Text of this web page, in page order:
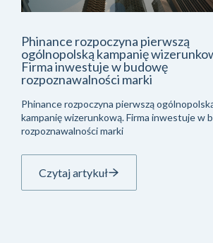
Phinance rozpoczyna pierwszą
ogólnopolską kampanię
Firma inwestuje w budowę
rozpoznawalności marki
Phinance rozpoczyna pierwszą
kampanię wizerunkową. Firma inwestuje w
rozpoznawalności marki
Czytaj artykuł